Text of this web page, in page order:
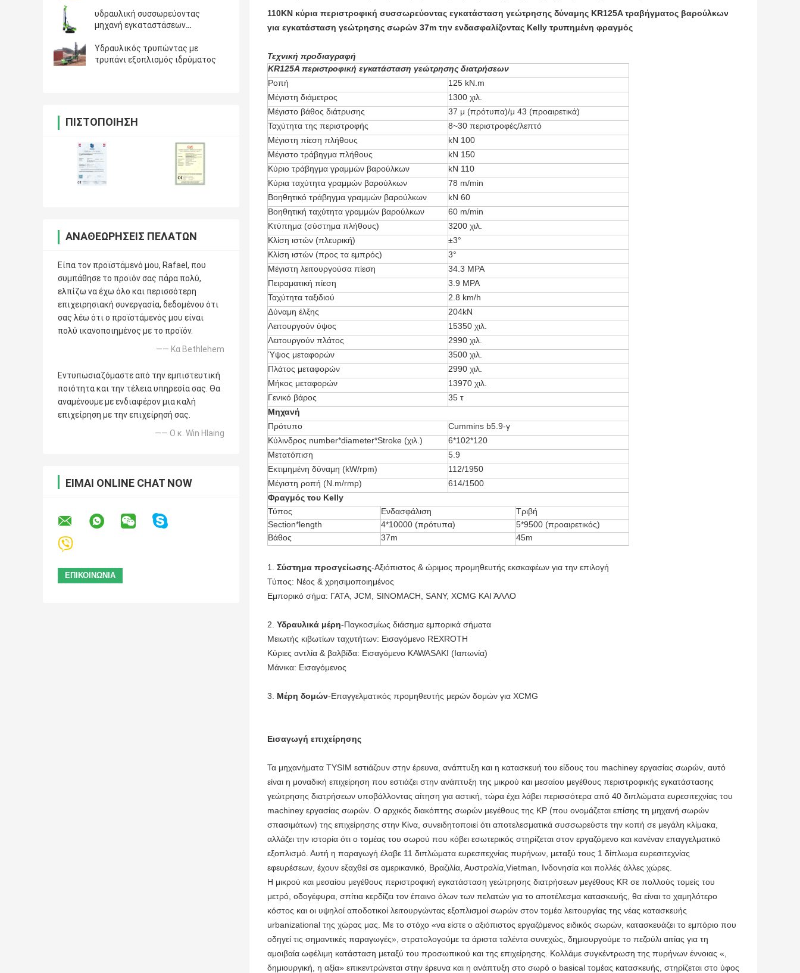
υδραυλική συσσωρεύοντας
μηχανή εγκαταστάσεων
Υδραυλικός τρυπώντας με
τρυπάνι εξοπλισμός ιδρύματος
ΠΙΣΤΟΠΟΊΗΣΗ
ΑΝΑΘΕΩΡΉΣΕΙΣ ΠΕΛΑΤΏΝ
Είπα τον προϊστάμενό μου, Rafael, που
συμπάθησε το προϊόν σας πάρα πολύ,
ελπίζω να έχω όλο και περισσότερη
επιχειρησιακή συνεργασία, δεδομένου ότι
σας λέω ότι ο προϊστάμενός μου είναι
πολύ ικανοποιημένος με το προϊόν.
—— Κα Bethlehem
Εντυπωσιαζόμαστε από την εμπιστευτική
ποιότητα και την τέλεια υπηρεσία σας. Θα
αναμένουμε με ενδιαφέρον μια καλή
επιχείρηση με την επιχείρησή σας.
—— Ο κ. Win Hlaing
ΕΊΜΑΙ ONLINE CHAT NOW
110KN κύρια περιστροφική συσσωρεύοντας εγκατάσταση γεώτρησης δύναμης KR125A τραβήγματος βαρούλκων
για εγκατάσταση γεώτρησης σωρών 37m την ενδασφαλίζοντας Kelly τρυπημένη φραγμός
Τεχνική προδιαγραφή
KR125A περιστροφική εγκατάσταση γεώτρησης διατρήσεων
Ροπή
125 kN.m
Μέγιστη διάμετρος
1300 χιλ.
Μέγιστο βάθος διάτρυσης
37 μ (πρότυπα)/μ 43 (προαιρετικά)
Ταχύτητα της περιστροφής
8~30 περιστροφές/λεπτό
Μέγιστη πίεση πλήθους
kN 100
Μέγιστο τράβηγμα πλήθους
kN 150
Κύριο τράβηγμα γραμμών βαρούλκων
kN 110
Κύρια ταχύτητα γραμμών βαρούλκων
78 m/min
Βοηθητικό τράβηγμα γραμμών βαρούλκων
kN 60
Βοηθητική ταχύτητα γραμμών βαρούλκων
60 m/min
Κτύπημα (σύστημα πλήθους)
3200 χιλ.
Κλίση ιστών (πλευρική)
±3°
Κλίση ιστών (προς τα εμπρός)
3°
Μέγιστη λειτουργούσα πίεση
34.3 MPA
Πειραματική πίεση
3.9 MPA
Ταχύτητα ταξιδιού
2.8 km/h
Δύναμη έλξης
204kN
Λειτουργούν ύψος
15350 χιλ.
Λειτουργούν πλάτος
2990 χιλ.
Ύψος μεταφορών
3500 χιλ.
Πλάτος μεταφορών
2990 χιλ.
Μήκος μεταφορών
13970 χιλ.
Γενικό βάρος
35 τ
Μηχανή
Πρότυπο
Cummins b5.9-γ
Κύλινδρος number*diameter*Stroke (χιλ.)
6*102*120
Μετατόπιση
5.9
Εκτιμημένη δύναμη (kW/rpm)
112/1950
Μέγιστη ροπή (N.m/rmp)
614/1500
Φραγμός του Kelly
Τύπος
Ενδασφάλιση
Τριβή
Section*length
4*10000 (πρότυπα)
5*9500 (προαιρετικός)
Βάθος
37m 45m
1. Σύστημα προσγείωσης-Αξιόπιστος & ώριμος προμηθευτής εκσκαφέων για την επιλογή
Τύπος: Νέος & χρησιμοποιημένος
Εμπορικό σήμα: ΓΑΤΑ, JCM, SINOMACH, SANY, XCMG ΚΑΙ ΆΛΛΟ
2. Υδραυλικά μέρη-Παγκοσμίως διάσημα εμπορικά σήματα
Μειωτής κιβωτίων ταχυτήτων: Εισαγόμενο REXROTH
Κύριες αντλία & βαλβίδα: Εισαγόμενο KAWASAKI (Ιαπωνία)
Μάνικα: Εισαγόμενος
3. Μέρη δομών-Επαγγελματικός προμηθευτής μερών δομών για XCMG
Εισαγωγή επιχείρησης
Τα μηχανήματα TYSIM εστιάζουν στην έρευνα, ανάπτυξη και η κατασκευή του είδους του machiney εργασίας σωρών, αυτό
είναι η μοναδική επιχείρηση που εστιάζει στην ανάπτυξη της μικρού και μεσαίου μεγέθους περιστροφικής εγκατάστασης
γεώτρησης διατρήσεων υποβάλλοντας αίτηση για αστική, τώρα έχει λάβει περισσότερα από 40 διπλώματα ευρεσιτεχνίας του
machiney εργασίας σωρών. Ο αρχικός διακόπτης σωρών μεγέθους της KP (που ονομάζεται επίσης τη μηχανή σωρών
σπασιμάτων) της επιχείρησης στην Κίνα, συνειδητοποιεί ότι αποτελεσματικά συσσωρεύστε την κοπή σε μεγάλη κλίμακα,
αλλάζει την ιστορία ότι ο τομέας του σωρού που κόβει εσωτερικός στηρίζεται στον εργαζόμενο και κανέναν επαγγελματικό
εξοπλισμό. Αυτή η παραγωγή έλαβε 11 διπλώματα ευρεσιτεχνίας πυρήνων, μεταξύ τους 1 δίπλωμα ευρεσιτεχνίας
εφευρέσεων, έχουν εξαχθεί σε αμερικανικό, Βραζιλία, Αυστραλία,Vietman, Ινδονησία και πολλές άλλες χώρες.
Η μικρού και μεσαίου μεγέθους περιστροφική εγκατάσταση γεώτρησης διατρήσεων μεγέθους KR σε πολλούς τομείς του
μετρό, οδογέφυρα, σπίτια κερδίζει τον έπαινο όλων των πελατών για το αποτέλεσμα κατασκευής, θα είναι το χαμηλότερο
κόστος και οι υψηλοί αποδοτικοί λειτουργώντας εξοπλισμοί σωρών στον τομέα λειτουργίας της νέας κατασκευής
urbanizational της χώρας μας. Με το στόχο «να είστε ο αξιόπιστος εργαζόμενος ειδικός σωρών, κατασκευάζει το εμπόριο που
οδηγεί τις σημαντικές παραγωγές», στρατολογούμε τα άριστα ταλέντα συνεχώς, δημιουργούμε το πεζούλι αιτίας για τη
αμοιβαία ωφέλιμη κατάσταση μεταξύ του προσωπικού και της επιχείρησης. Κολλάμε συγκέντρωση της πυρήνων έννοιας «,
δημιουργική, η αξία» επικεντρώνεται στην έρευνα και η ανάπτυξη στο σωρό ο basical τομέας κατασκευής, στηρίζεται στο ύφος